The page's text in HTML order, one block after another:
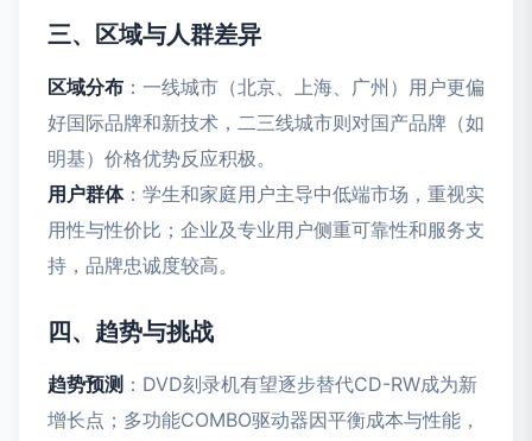
三、区域与人群差异
区域分布 ：一线城市（北京、上海、广州）用户更偏
好国际品牌和新技术，二三线城市则对国产品牌（如
明基）价格优势反应积极。
用户群体：学生和家庭用户主导中低端市场，重视实
用性与性价比；企业及专业用户侧重可靠性和服务支
持，品牌忠诚度较高。
四、趋势与挑战
趋势预测 ：DVD刻录机有望逐步替代CD-RW成为新
增长点；多功能COMBO驱动器因平衡成本与性能，